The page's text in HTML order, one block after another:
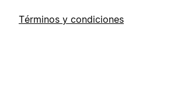
Términos y condiciones